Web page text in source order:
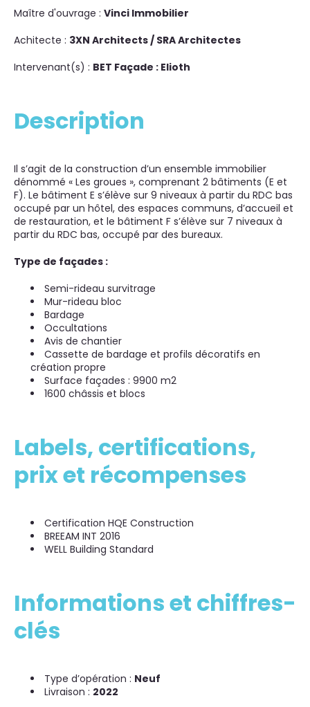
Maître d'ouvrage : Vinci Immobilier
Achitecte : 3XN Architects / SRA Architectes
Intervenant(s) : BET Façade : Elioth
Description
Il s’agit de la construction d’un ensemble immobilier
dénommé « Les groues », comprenant 2 bâtiments (E et
F). Le bâtiment E s’élève sur 9 niveaux à partir du RDC bas
occupé par un hôtel, des espaces communs, d’accueil et
de restauration, et le bâtiment F s’élève sur 7 niveaux à
partir du RDC bas, occupé par des bureaux.
Type de façades :
Semi-rideau survitrage
Mur-rideau bloc
Bardage
Occultations
Avis de chantier
Cassette de bardage et profils décoratifs en
création propre
Surface façades : 9900 m2
1600 châssis et blocs
Labels, certifications,
prix et récompenses
Certification HQE Construction
BREEAM INT 2016
WELL Building Standard
Informations et chiffres-
clés
Type d’opération : Neuf
Livraison : 2022